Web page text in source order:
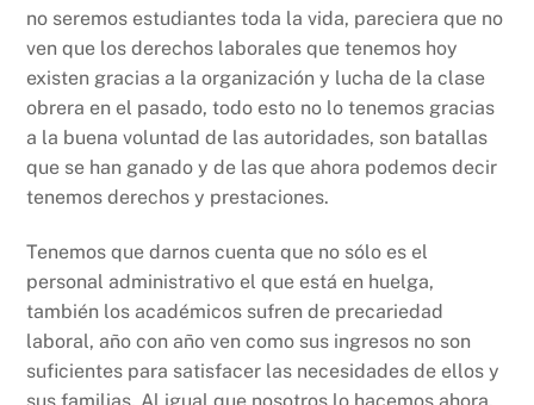
no seremos estudiantes toda la vida, pareciera que no
ven que los derechos laborales que tenemos hoy
existen gracias a la organización y lucha de la clase
obrera en el pasado, todo esto no lo tenemos gracias
a la buena voluntad de las autoridades, son batallas
que se han ganado y de las que ahora podemos decir
tenemos derechos y prestaciones.
Tenemos que darnos cuenta que no sólo es el
personal administrativo el que está en huelga,
también los académicos sufren de precariedad
laboral, año con año ven como sus ingresos no son
suficientes para satisfacer las necesidades de ellos y